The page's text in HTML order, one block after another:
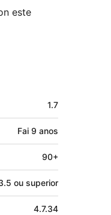
este
1.7
Fai 9 anos
90+
ou superior
4.7.34